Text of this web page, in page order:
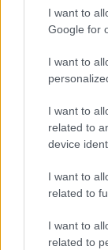
I want to
Google for
I want to
I want to
related to
device
I want to
related to
I want to
related to
Beköltöznek
alkalmazásba
2026.03.24.
működését, a